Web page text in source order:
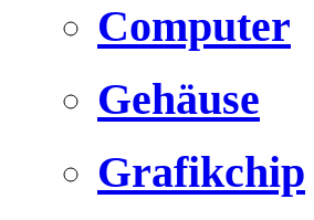
Computer
Gehäuse
Grafikchip